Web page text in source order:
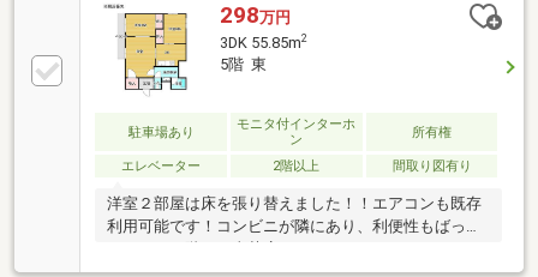
298万円
3DK 55.85m2
5階 東
駐車場あり
モニタ付インターホ
ン
所有権
エレベーター 2階以上 間取り図有り
洋室２部屋は床を張り替えました！！エアコンも既存
利用可能です！コンビニが隣にあり、利便性もばっち